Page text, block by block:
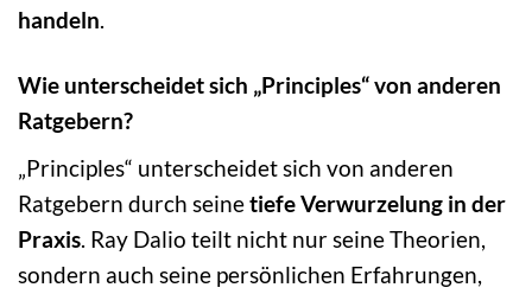
handeln.
Wie unterscheidet sich „Principles“ von anderen
Ratgebern?
„Principles“ unterscheidet sich von anderen
Ratgebern durch seinetiefe Verwurzelung in der
Praxis. Ray Dalio teilt nicht nur seine Theorien,
sondern auch seine persönlichen Erfahrungen,